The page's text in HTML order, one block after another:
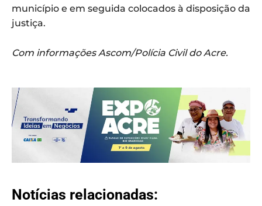
município e em seguida colocados à disposição da
justiça.
Com informações Ascom/Polícia Civil do Acre.
Notícias relacionadas: